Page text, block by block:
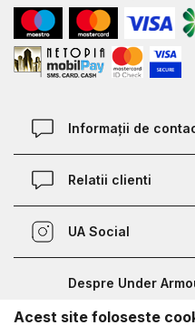
Informații de
Contact
Defineste marimea
Nota de informare prelucrare
Relatii clienti
Termeni si conditii
Certificat garantie incaltaminte
UA Social
Despre Under
Acest site foloseste